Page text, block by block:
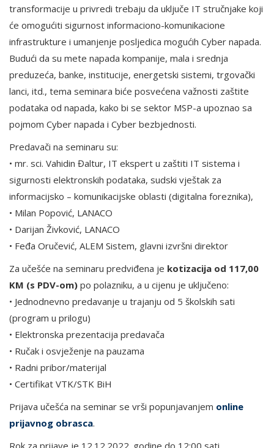
transformacije u privredi trebaju da uključe IT stručnjake koji
će omogućiti sigurnost informaciono-komunikacione
infrastrukture i umanjenje posljedica mogućih Cyber napada.
Budući da su mete napada kompanije, mala i srednja
preduzeća, banke, institucije, energetski sistemi, trgovački
lanci, itd., tema seminara biće posvećena važnosti zaštite
podataka od napada, kako bi se sektor MSP-a upoznao sa
pojmom Cyber napada i Cyber bezbjednosti.
Predavači na seminaru su:
• mr. sci. Vahidin Đaltur, IT ekspert u zaštiti IT sistema i
sigurnosti elektronskih podataka, sudski vještak za
informacijsko – komunikacijske oblasti (digitalna foreznika),
• Milan Popović, LANACO
• Darijan Živković, LANACO
• Feđa Oručević, ALEM Sistem, glavni izvršni direktor
Za učešće na seminaru predviđena je kotizacija od 117,00
KM (s PDV-om) po polazniku, a u cijenu je uključeno:
• Jednodnevno predavanje u trajanju od 5 školskih sati
(program u prilogu)
• Elektronska prezentacija predavača
• Ručak i osvježenje na pauzama
• Radni pribor/materijal
• Certifikat VTK/STK BiH
Prijava učešća na seminar se vrši popunjavanjem online
prijavnog obrasca.